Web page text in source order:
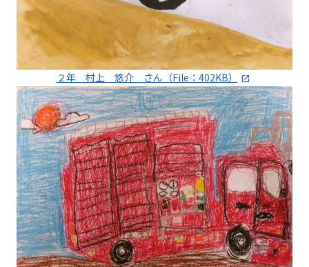
２年 村上 悠介 さん（File：402KB）